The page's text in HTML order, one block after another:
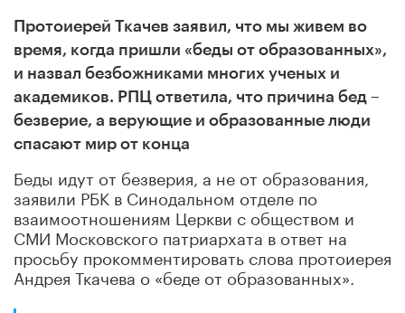
Протоиерей Ткачев заявил, что мы живем во
время, когда пришли «беды от образованных»,
и назвал безбожниками многих ученых и
академиков. РПЦ ответила, что причина бед –
безверие, а верующие и образованные люди
спасают мир от конца
Беды идут от безверия, а не от образования,
заявили РБК в Синодальном отделе по
взаимоотношениям Церкви с обществом и
СМИ Московского патриархата в ответ на
просьбу прокомментировать слова протоиерея
Андрея Ткачева о «беде от образованных».